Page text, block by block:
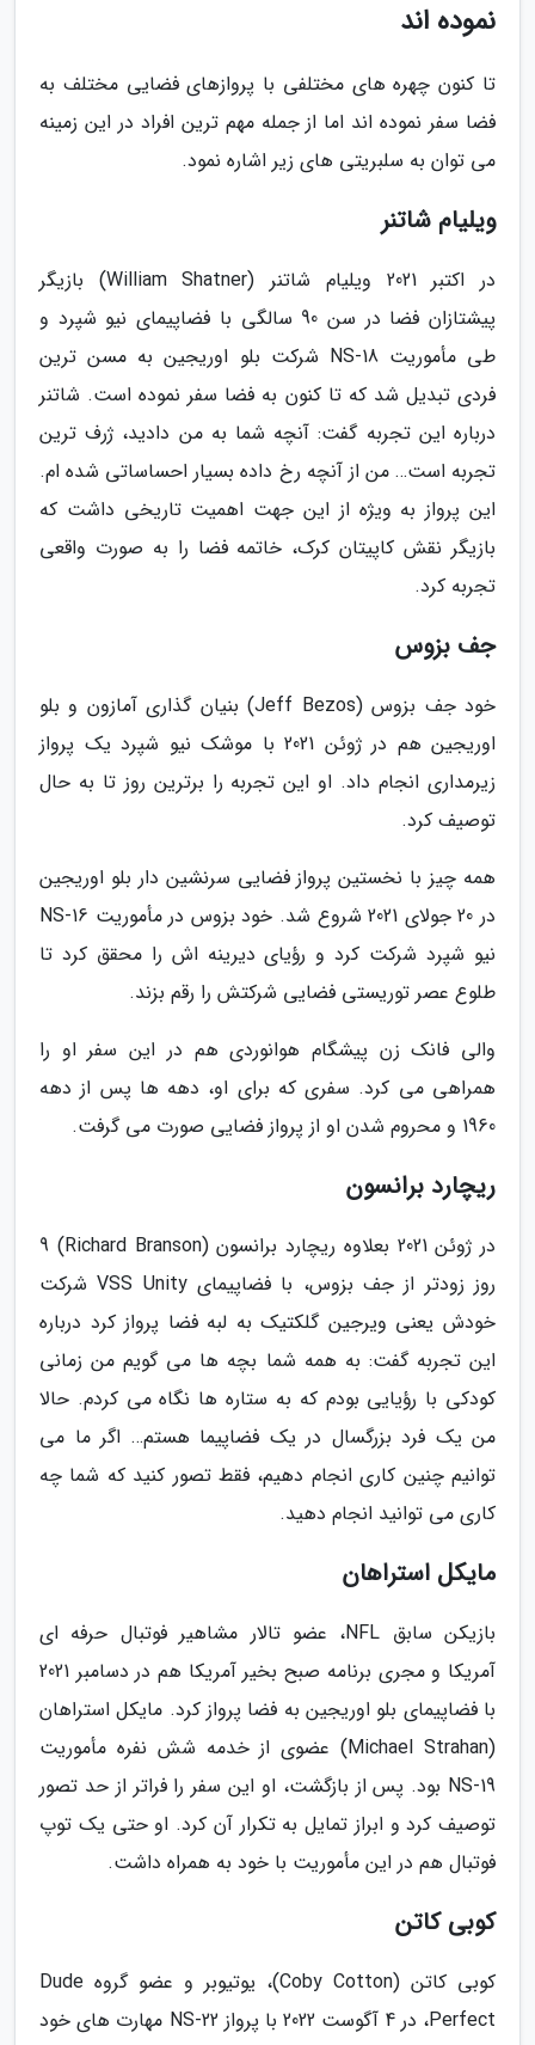
نموده اند
تا کنون چهره های مختلفی با پروازهای فضایی مختلف به
فضا سفر نموده اند اما از جمله مهم ترین افراد در این زمینه
می توان به سلبریتی های زیر اشاره نمود.
ویلیام شاتنر
در اکتبر 2021 ویلیام شاتنر (William Shatner) بازیگر
پیشتازان فضا در سن 90 سالگی با فضاپیمای نیو شپرد و
طی مأموریت NS-18 شرکت بلو اوریجین به مسن ترین
فردی تبدیل شد که تا کنون به فضا سفر نموده است. شاتنر
درباره این تجربه گفت: آنچه شما به من دادید، ژرف ترین
تجربه است… من از آنچه رخ داده بسیار احساساتی شده ام.
این پرواز به ویژه از این جهت اهمیت تاریخی داشت که
بازیگر نقش کاپیتان کرک، خاتمه فضا را به صورت واقعی
تجربه کرد.
جف بزوس
خود جف بزوس (Jeff Bezos) بنیان گذاری آمازون و بلو
اوریجین هم در ژوئن 2021 با موشک نیو شپرد یک پرواز
زیرمداری انجام داد. او این تجربه را برترین روز تا به حال
توصیف کرد.
همه چیز با نخستین پرواز فضایی سرنشین دار بلو اوریجین
در 20 جولای 2021 شروع شد. خود بزوس در مأموریت NS-16
نیو شپرد شرکت کرد و رؤیای دیرینه اش را محقق کرد تا
طلوع عصر توریستی فضایی شرکتش را رقم بزند.
والی فانک زن پیشگام هوانوردی هم در این سفر او را
همراهی می کرد. سفری که برای او، دهه ها پس از دهه
1960 و محروم شدن او از پرواز فضایی صورت می گرفت.
ریچارد برانسون
در ژوئن 2021 بعلاوه ریچارد برانسون (Richard Branson) 9
روز زودتر از جف بزوس، با فضاپیمای VSS Unity شرکت
خودش یعنی ویرجین گلکتیک به لبه فضا پرواز کرد درباره
این تجربه گفت: به همه شما بچه ها می گویم من زمانی
کودکی با رؤیایی بودم که به ستاره ها نگاه می کردم. حالا
من یک فرد بزرگسال در یک فضاپیما هستم… اگر ما می
توانیم چنین کاری انجام دهیم، فقط تصور کنید که شما چه
کاری می توانید انجام دهید.
مایکل استراهان
بازیکن سابق NFL، عضو تالار مشاهیر فوتبال حرفه ای
آمریکا و مجری برنامه صبح بخیر آمریکا هم در دسامبر 2021
با فضاپیمای بلو اوریجین به فضا پرواز کرد. مایکل استراهان
(Michael Strahan) عضوی از خدمه شش نفره مأموریت
NS-19 بود. پس از بازگشت، او این سفر را فراتر از حد تصور
توصیف کرد و ابراز تمایل به تکرار آن کرد. او حتی یک توپ
فوتبال هم در این مأموریت با خود به همراه داشت.
کوبی کاتن
کوبی کاتن (Coby Cotton)، یوتیوبر و عضو گروه Dude
Perfect، در 4 آگوست 2022 با پرواز NS-22 مهارت های خود